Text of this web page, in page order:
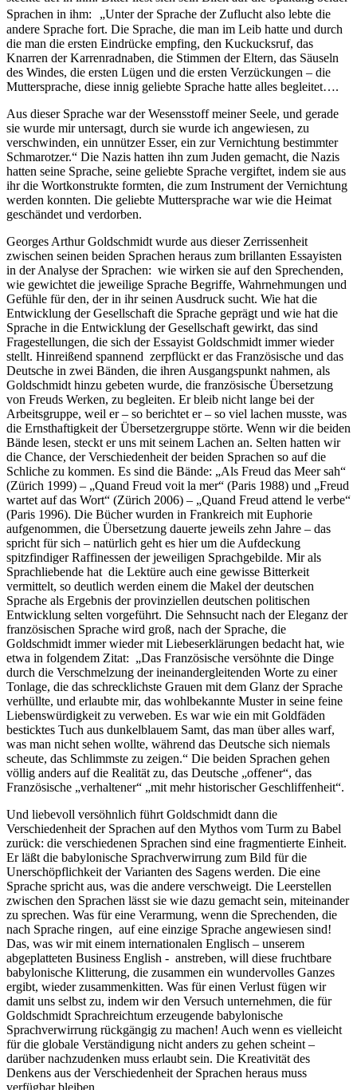
Sprachen in ihm: „Unter der Sprache der Zuflucht also lebte die
andere Sprache fort. Die Sprache, die man im Leib hatte und durch
die man die ersten Eindrücke empfing, den Kuckucksruf, das
Knarren der Karrenradnaben, die Stimmen der Eltern, das Säuseln
des Windes, die ersten Lügen und die ersten Verzückungen – die
Muttersprache, diese innig geliebte Sprache hatte alles begleitet….
Aus dieser Sprache war der Wesensstoff meiner Seele, und gerade
sie wurde mir untersagt, durch sie wurde ich angewiesen, zu
verschwinden, ein unnützer Esser, ein zur Vernichtung bestimmter
Schmarotzer.“ Die Nazis hatten ihn zum Juden gemacht, die Nazis
hatten seine Sprache, seine geliebte Sprache vergiftet, indem sie aus
ihr die Wortkonstrukte formten, die zum Instrument der Vernichtung
werden konnten. Die geliebte Muttersprache war wie die Heimat
geschändet und verdorben.
Georges Arthur Goldschmidt wurde aus dieser Zerrissenheit
zwischen seinen beiden Sprachen heraus zum brillanten Essayisten
in der Analyse der Sprachen: wie wirken sie auf den Sprechenden,
wie gewichtet die jeweilige Sprache Begriffe, Wahrnehmungen und
Gefühle für den, der in ihr seinen Ausdruck sucht. Wie hat die
Entwicklung der Gesellschaft die Sprache geprägt und wie hat die
Sprache in die Entwicklung der Gesellschaft gewirkt, das sind
Fragestellungen, die sich der Essayist Goldschmidt immer wieder
stellt. Hinreißend spannend zerpflückt er das Französische und das
Deutsche in zwei Bänden, die ihren Ausgangspunkt nahmen, als
Goldschmidt hinzu gebeten wurde, die französische Übersetzung
von Freuds Werken, zu begleiten. Er bleib nicht lange bei der
Arbeitsgruppe, weil er – so berichtet er – so viel lachen musste, was
die Ernsthaftigkeit der Übersetzergruppe störte. Wenn wir die beiden
Bände lesen, steckt er uns mit seinem Lachen an. Selten hatten wir
die Chance, der Verschiedenheit der beiden Sprachen so auf die
Schliche zu kommen. Es sind die Bände: „Als Freud das Meer sah“
(Zürich 1999) – „Quand Freud voit la mer“ (Paris 1988) und „Freud
wartet auf das Wort“ (Zürich 2006) – „Quand Freud attend le verbe“
(Paris 1996). Die Bücher wurden in Frankreich mit Euphorie
aufgenommen, die Übersetzung dauerte jeweils zehn Jahre – das
spricht für sich – natürlich geht es hier um die Aufdeckung
spitzfindiger Raffinessen der jeweiligen Sprachgebilde. Mir als
Sprachliebende hat die Lektüre auch eine gewisse Bitterkeit
vermittelt, so deutlich werden einem die Makel der deutschen
Sprache als Ergebnis der provinziellen deutschen politischen
Entwicklung selten vorgeführt. Die Sehnsucht nach der Eleganz der
französischen Sprache wird groß, nach der Sprache, die
Goldschmidt immer wieder mit Liebeserklärungen bedacht hat, wie
etwa in folgendem Zitat: „Das Französische versöhnte die Dinge
durch die Verschmelzung der ineinandergleitenden Worte zu einer
Tonlage, die das schrecklichste Grauen mit dem Glanz der Sprache
verhüllte, und erlaubte mir, das wohlbekannte Muster in seine feine
Liebenswürdigkeit zu verweben. Es war wie ein mit Goldfäden
besticktes Tuch aus dunkelblauem Samt, das man über alles warf,
was man nicht sehen wollte, während das Deutsche sich niemals
scheute, das Schlimmste zu zeigen.“ Die beiden Sprachen gehen
völlig anders auf die Realität zu, das Deutsche „offener“, das
Französische „verhaltener“ „mit mehr historischer Geschliffenheit“.
Und liebevoll versöhnlich führt Goldschmidt dann die
Verschiedenheit der Sprachen auf den Mythos vom Turm zu Babel
zurück: die verschiedenen Sprachen sind eine fragmentierte Einheit.
Er läßt die babylonische Sprachverwirrung zum Bild für die
Unerschöpflichkeit der Varianten des Sagens werden. Die eine
Sprache spricht aus, was die andere verschweigt. Die Leerstellen
zwischen den Sprachen lässt sie wie dazu gemacht sein, miteinander
zu sprechen. Was für eine Verarmung, wenn die Sprechenden, die
nach Sprache ringen, auf eine einzige Sprache angewiesen sind!
Das, was wir mit einem internationalen Englisch – unserem
abgeplatteten Business English - anstreben, will diese fruchtbare
babylonische Klitterung, die zusammen ein wundervolles Ganzes
ergibt, wieder zusammenkitten. Was für einen Verlust fügen wir
damit uns selbst zu, indem wir den Versuch unternehmen, die für
Goldschmidt Sprachreichtum erzeugende babylonische
Sprachverwirrung rückgängig zu machen! Auch wenn es vielleicht
für die globale Verständigung nicht anders zu gehen scheint –
darüber nachzudenken muss erlaubt sein. Die Kreativität des
Denkens aus der Verschiedenheit der Sprachen heraus muss
verfügbar bleiben.